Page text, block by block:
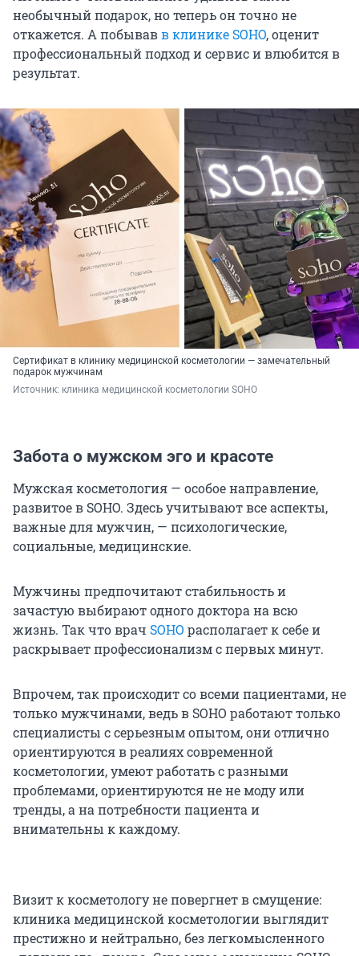
необычный подарок, но теперь он точно не
откажется. А побывавв клинике SOHO, оценит
профессиональный подход и сервис и влюбится в
результат.
Сертификат в клинику медицинской косметологии — замечательный
подарок мужчинам
Источник: клиника медицинской косметологии SOHO
Забота о мужском эго и красоте
Мужская косметология — особое направление,
развитое в SOHO. Здесь учитывают все аспекты,
важные для мужчин, — психологические,
социальные, медицинские.
Мужчины предпочитают стабильность и
зачастую выбирают одного доктора на всю
жизнь. Так что врач SOHO располагает к себе и
раскрывает профессионализм с первых минут.
Впрочем, так происходит со всеми пациентами, не
только мужчинами, ведь в SOHO работают только
специалисты с серьезным опытом, они отлично
ориентируются в реалиях современной
косметологии, умеют работать с разными
проблемами, ориентируются не не моду или
тренды, а на потребности пациента и
внимательны к каждому.
Визит к косметологу не повергнет в смущение:
клиника медицинской косметологии выглядит
престижно и нейтрально, без легкомысленного